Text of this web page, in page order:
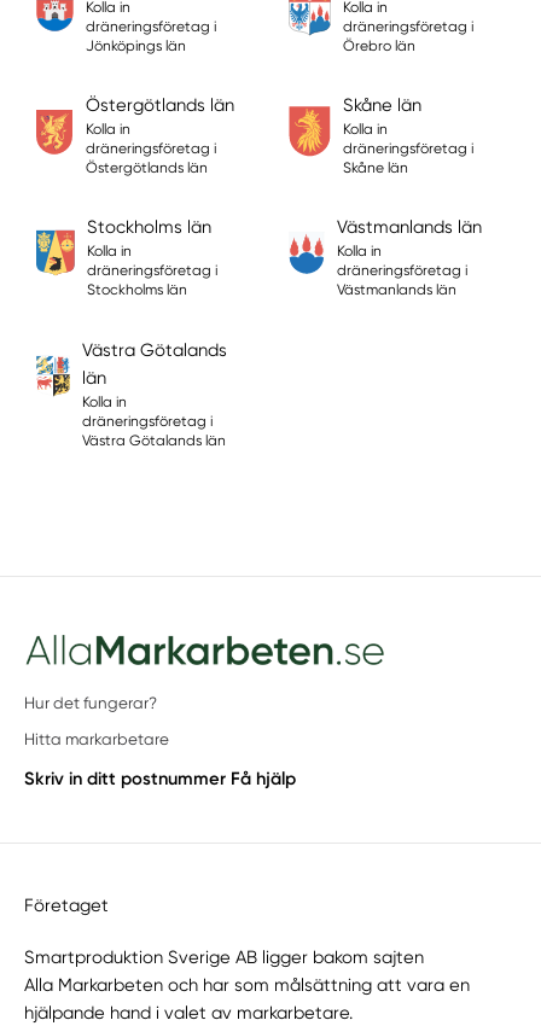
Kolla in
dräneringsföretag i
Jönköpings län
Kolla in
dräneringsföretag i
Örebro län
Östergötlands län
Kolla in
dräneringsföretag i
Östergötlands län
Skåne län
Kolla in
dräneringsföretag i
Skåne län
Stockholms län
Kolla in
dräneringsföretag i
Stockholms län
Västmanlands län
Kolla in
dräneringsföretag i
Västmanlands län
Västra Götalands
län
Kolla in
dräneringsföretag i
Västra Götalands län
Hur det fungerar?
Hitta markarbetare
Skriv in ditt postnummer Få hjälp
Företaget
Smartproduktion Sverige AB ligger bakom sajten
Alla Markarbeten och har som målsättning att vara en
hjälpande hand i valet av markarbetare.